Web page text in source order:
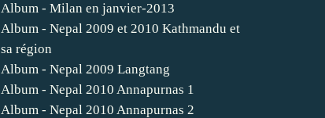
Album - Milan en janvier-2013
Album - Nepal 2009 et 2010 Kathmandu et
sa région
Album - Nepal 2009 Langtang
Album - Nepal 2010 Annapurnas 1
Album - Nepal 2010 Annapurnas 2